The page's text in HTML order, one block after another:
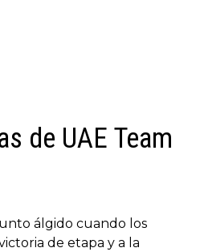
de UAE Team
álgido cuando los
de etapa y a la